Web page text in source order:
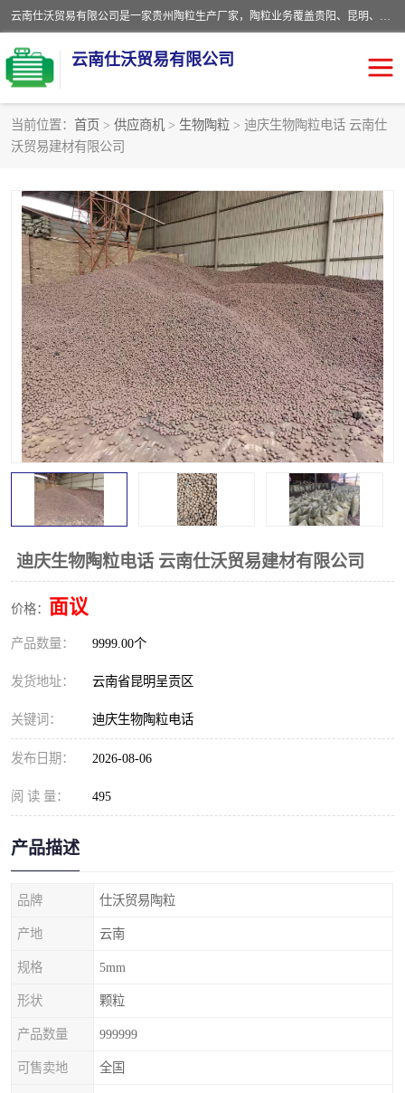
云南仕沃贸易有限公司是一家贵州陶粒生产厂家，陶粒业务覆盖贵阳、昆明、四川、云南、重庆等区域。批发贵阳陶粒、昆明陶粒、四川陶粒、云南陶粒、重庆陶粒，服务热线：*。仕沃贸易建材致力于建筑产业化、绿色建筑体系、产品和系统应用解决方案的企业。研发生产、销售和推广绿色建筑体系、建筑产业化体系的各种环保建筑产品。
云南仕沃贸易有限公司
当前位置： 首页 > 供应商机 > 生物陶粒 > 迪庆生物陶粒电话 云南仕
沃贸易建材有限公司
迪庆生物陶粒电话 云南仕沃贸易建材有限公司
价格： 面议
产品数量： 9999.00个
发货地址： 云南省昆明呈贡区
关键词： 迪庆生物陶粒电话
发布日期： 2026-08-06
阅 读 量： 495
产品描述
品牌 仕沃贸易陶粒
产地 云南
规格 5mm
形状 颗粒
产品数量 999999
可售卖地 全国
陶粒
园林绿化陶粒 生物陶粒
陶粒砂 粘土陶粒
建筑陶粒 陶粒回填
轻质陶粒